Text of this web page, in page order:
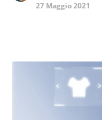
27 Maggio 2021